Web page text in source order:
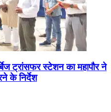
ट्रांसफर स्टेशन का महापौर ने
के निर्देश